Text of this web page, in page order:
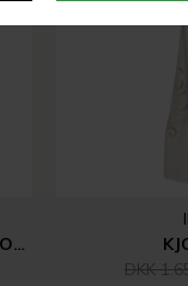
ABITO SPACCO PROFONDO | CIOCCOLATO
DKK